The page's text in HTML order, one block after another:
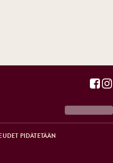
PIDÄTETÄÄN